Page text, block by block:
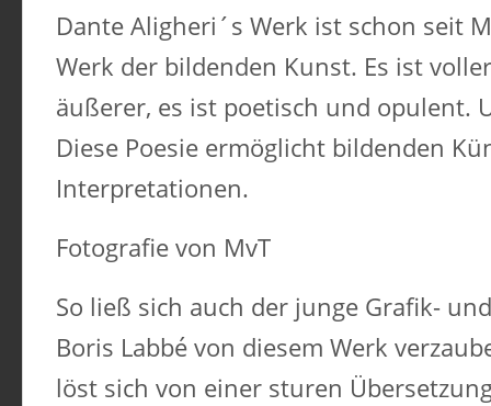
Dante Aligheri´s Werk ist schon seit
Werk der bildenden Kunst. Es ist
äußerer, es ist poetisch und opulent.
Diese Poesie ermöglicht bildenden
Interpretationen.
Fotografie von MvT
So ließ sich auch der junge Grafik-
Boris Labbé von diesem Werk
löst sich von einer sturen